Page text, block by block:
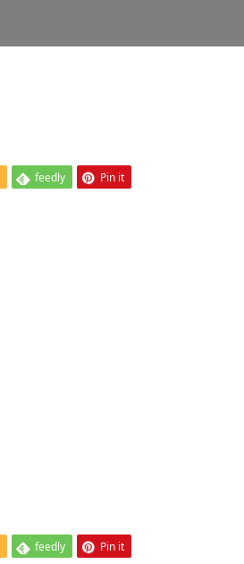
feedly Pin it
feedly Pin it